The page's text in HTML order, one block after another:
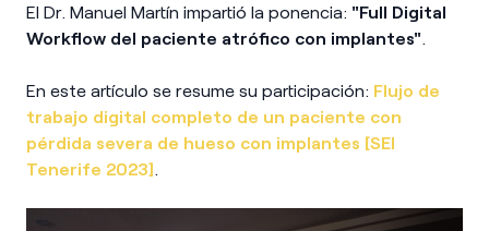
El Dr. Manuel Martín impartió la ponencia: "Full Digital
Workflow del paciente atrófico con implantes".
En este artículo se resume su participación: Flujo de
trabajo digital completo de un paciente con
pérdida severa de hueso con implantes [SEI
Tenerife 2023].